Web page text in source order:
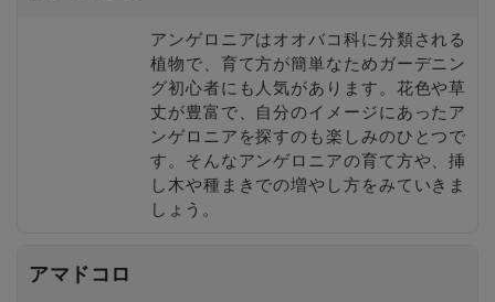
アンゲロニアはオオバコ科に分類される
植物で、育て方が簡単なためガーデニン
グ初心者にも人気があります。花色や草
丈が豊富で、自分のイメージにあったア
ンゲロニアを探すのも楽しみのひとつで
す。そんなアンゲロニアの育て方や、挿
し木や種まきでの増やし方をみていきま
しょう。
アマドコロ